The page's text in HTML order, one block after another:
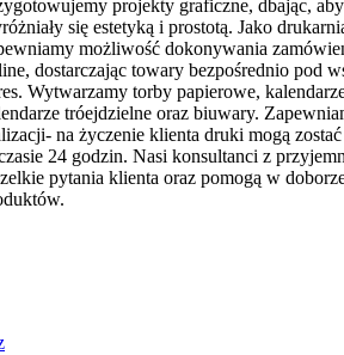
projekty graficzne, dbając,
się estetyką i prostotą. Jako
możliwość dokonywania
dostarczając towary bezpośrednio pod
Wytwarzamy torby papierowe,
tróejdzielne oraz biuwary.
na życzenie klienta druki mogą
24 godzin. Nasi konsultanci z
pytania klienta oraz pomogą w